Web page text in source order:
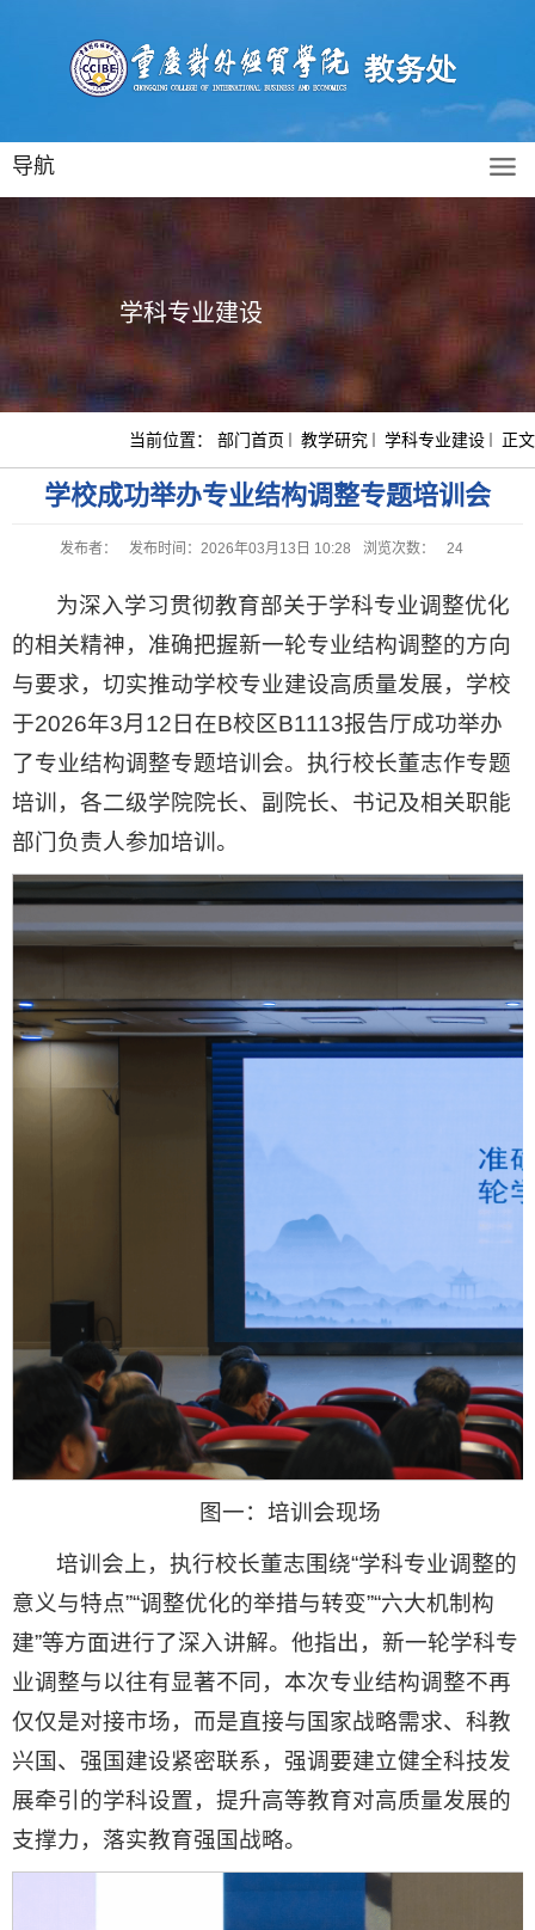
导航
学科专业建设
当前位置： 部门首页 教学研究 学科专业建设 正文
学校成功举办专业结构调整专题培训会
发布者： 发布时间：2026年03月13日 10:28 浏览次数： 24
为深入学习贯彻教育部关于学科专业调整优化
的相关精神，准确把握新一轮专业结构调整的方向
与要求，切实推动学校专业建设高质量发展，学校
于2026年3月12日在B校区B1113报告厅成功举办
了专业结构调整专题培训会。执行校长董志作专题
培训，各二级学院院长、副院长、书记及相关职能
部门负责人参加培训。
图一：培训会现场
培训会上，执行校长董志围绕“学科专业调整的
意义与特点”“调整优化的举措与转变”“六大机制构
建”等方面进行了深入讲解。他指出，新一轮学科专
业调整与以往有显著不同，本次专业结构调整不再
仅仅是对接市场，而是直接与国家战略需求、科教
兴国、强国建设紧密联系，强调要建立健全科技发
展牵引的学科设置，提升高等教育对高质量发展的
支撑力，落实教育强国战略。